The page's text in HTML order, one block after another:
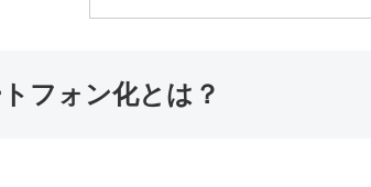
フォン化とは？